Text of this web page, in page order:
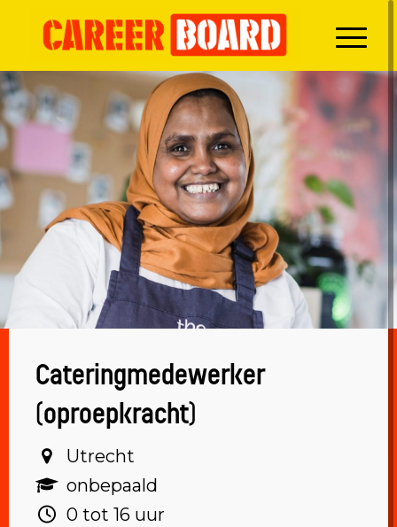
Cateringmedewerker
(oproepkracht)
Utrecht‎
onbepaald ‎
0 tot 16 uur ‎